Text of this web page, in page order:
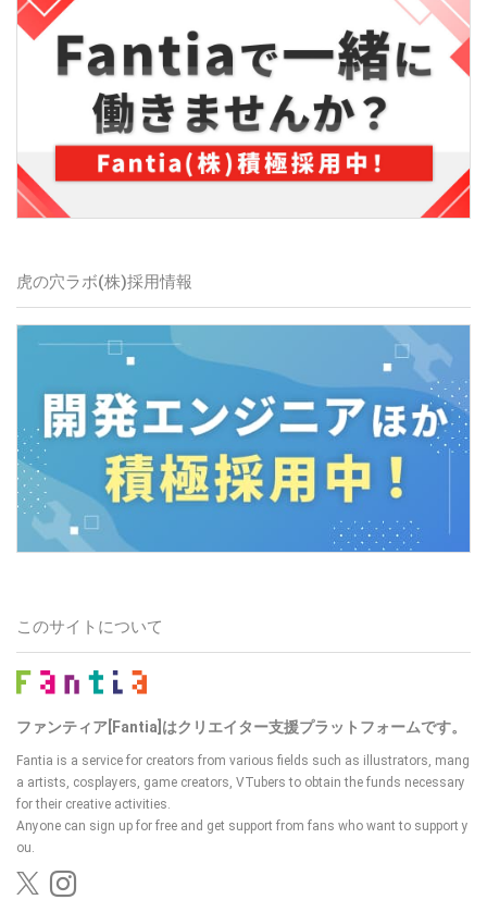
虎の穴ラボ(株)採用情報
このサイトについて
ファンティア[Fantia]はクリエイター支援プラットフォームです。
Fantia is a service for creators from various fields such as illustrators, mang
a artists, cosplayers, game creators, VTubers to obtain the funds necessary
for their creative activities.
Anyone can sign up for free and get support from fans who want to support y
ou.